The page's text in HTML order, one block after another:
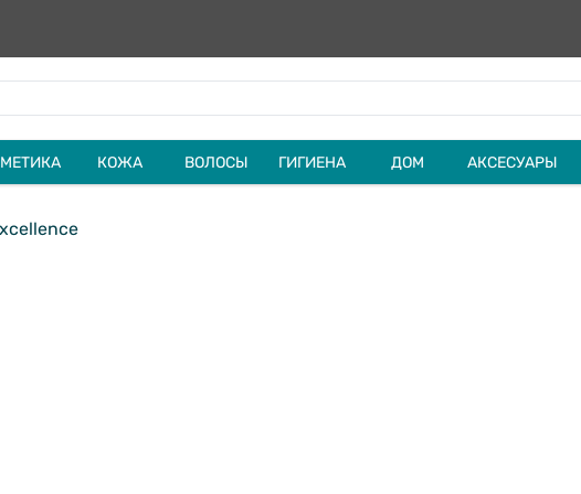
КОЖА ВОЛОСЫ ГИГИЕНА ДОМ АКСЕСУАРЫ